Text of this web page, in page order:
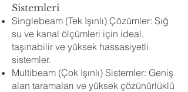
Sistemleri
Singlebeam (Tek Işınlı) Çözümler: Sığ
su ve kanal ölçümleri için ideal,
taşınabilir ve yüksek hassasiyetli
sistemler.
Multibeam (Çok Işınlı) Sistemler: Geniş
alan taramaları ve yüksek çözünürlüklü